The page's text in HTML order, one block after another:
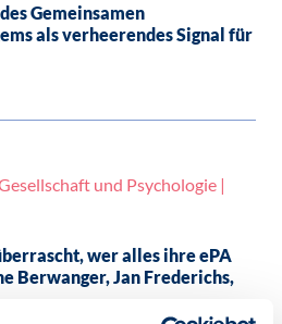
Gemeinsamen
als verheerendes Signal für
und Psychologie |
wer alles ihre ePA
Berwanger, Jan Frederichs,